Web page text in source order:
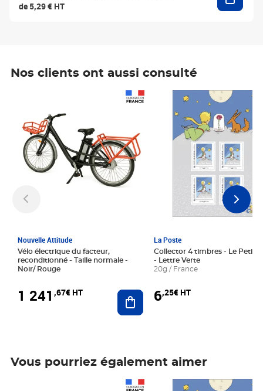
de 5,29 € HT
Nos clients ont aussi consulté
Nouvelle Attitude
Vélo électrique du facteur,
reconditionné - Taille normale -
Noir/ Rouge
1 241 ,67€ HT Ajouter au panier
La Poste
Collector 4 timbres - Le Petit
- Lettre Verte
20g / France
6,25€ HT
Prix 6,25€ HT
Vous pourriez également aimer
Prix 6,25€ HT